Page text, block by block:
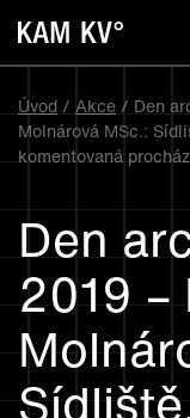
Úvod/ Akce/ Den
Molnárová MSc.:
komentovaná
Den
2019 –